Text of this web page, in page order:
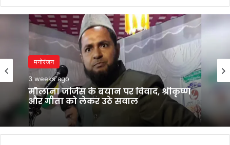
मनोरंजन
3 weeks ago
मौलाना जर्जिस के बयान पर विवाद, श्रीकृष्ण
और गीता को लेकर उठे सवाल